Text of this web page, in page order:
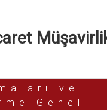
ve
Genel